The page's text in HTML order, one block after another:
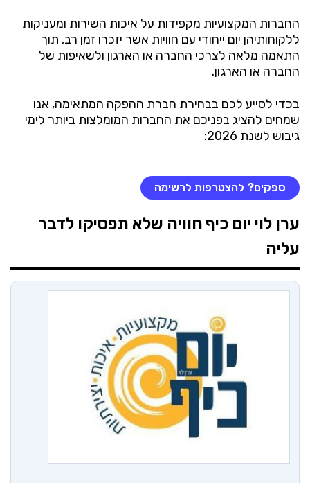
החברות המקצועיות מקפידות על איכות השירות ומעניקות
ללקוחותיהן יום ייחודי עם חוויות אשר יזכרו זמן רב, תוך
התאמה מלאה לצרכי החברה או הארגון ולשאיפות של
החברה או הארגון.
בכדי לסייע לכם בבחירת חברת ההפקה המתאימה, אנו
שמחים להציג בפניכם את החברות המומלצות ביותר לימי
גיבוש לשנת 2026:
ספקים? להצטרפות לרשימה
ערן לוי יום כיף חוויה שלא תפסיקו לדבר
עליה